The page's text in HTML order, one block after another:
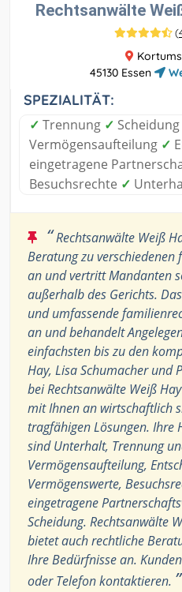
Rechtsanwälte
(
45130 Essen
SPEZIALITÄT:
✓ Trennung ✓ Scheidung
Vermögensaufteilung ✓
eingetragene
Besuchsrechte ✓
“Rechtsanwälte Weiß
Beratung zu
an und vertritt Mandanten
außerhalb des Gerichts.
und umfassende
an und behandelt
einfachsten bis zu den
Hay, Lisa Schumacher und
bei Rechtsanwälte Weiß
mit Ihnen an wirtschaftlich
tragfähigen Lösungen. Ihre
sind Unterhalt, Trennung
Vermögensaufteilung,
Vermögenswerte,
eingetragene
Scheidung. Rechtsanwälte
bietet auch rechtliche
Ihre Bedürfnisse an.
oder Telefon kontaktieren. ”